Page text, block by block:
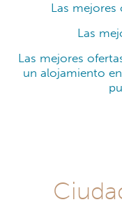
Las mejores
Las
Las mejores
un alojamiento